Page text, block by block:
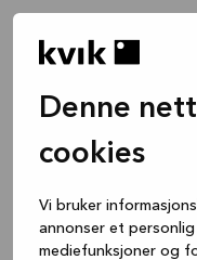
Denne
cookies
Vi bruker
annonser et
mediefunksjoner og